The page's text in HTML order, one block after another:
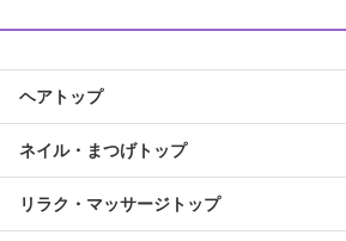
ヘアトップ
ネイル・まつげトップ
リラク・マッサージトップ